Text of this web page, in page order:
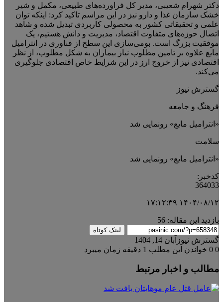
دکتر شهرام شعیبی، مدیر کل فراورده‌های طبیعی، مکمل و شیر
خشک سازمان غذا و دارو نیز در این مراسم تاکید کرد: اینکه توان
علمی و تحقیقاتی کشور به محصولی کاربردی تبدیل شده و شاهد
اتصال حوزه‌های متفاوت اقتصاد، مدیریت و دانش هستیم، یک
موفقیت بزرگ است. بومی‌سازی این سطح از فناوری در انترامیل
مایع علاوه بر تامین مطلوب نیاز بیماران به شکل مطلوب، از نظر
اقتصادی نیز از خروج ارز در این شرایط خاص اقتصادی جلوگیری
می‌کند.
گسترش نیوز
فرهنگ و جامعه
«انترامیل مایع» رونمایی شد
سلامت
«انترامیل مایع» رونمایی شد
کدخبر:
364033
۱۴۰۴/۰۸/۱۲ ۱۷:۱۲:۳۹
بازدید این مقاله: 56
لینک کوتاه
گسترش نیوز آبان 14, 1404
0
خواندن این مطلب 1 دقیقه زمان میبرد
مطالب و اخبار مرتبط